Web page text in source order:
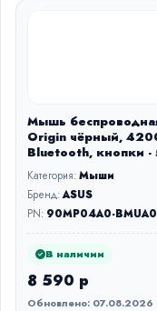
Мышь
Origin чёрный,
Bluetooth, кнопки -
Категория:Мыши
Бренд:ASUS
PN: 90MP04A0-
В наличии
8 590 р
Обновлено: 07.08.2026